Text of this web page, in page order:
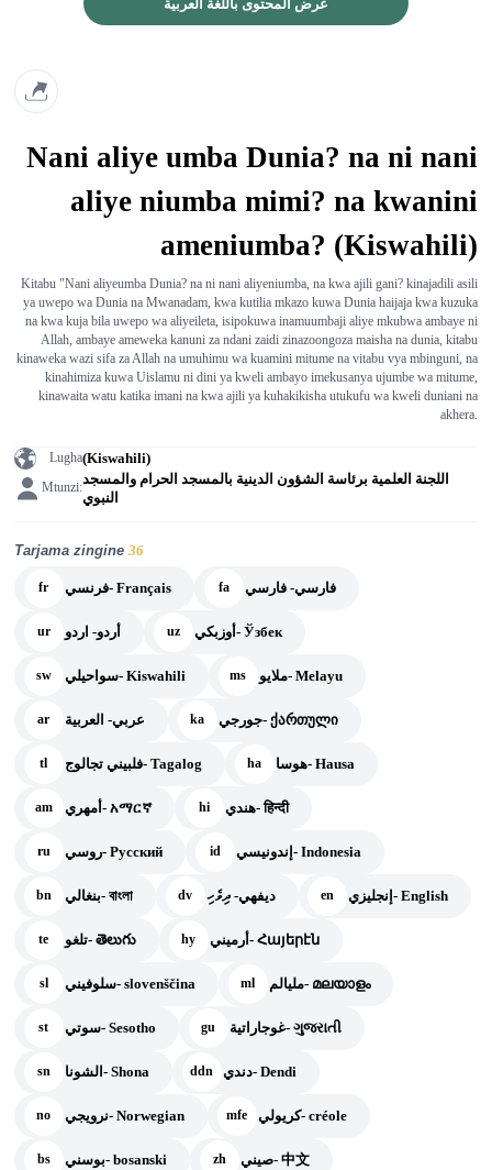
عرض المحتوى باللغة العربية
Nani aliye umba Dunia? na ni nani
aliye niumba mimi? na kwanini
ameniumba? (Kiswahili)
Kitabu "Nani aliyeumba Dunia? na ni nani aliyeniumba, na kwa ajili gani? kinajadili asili
ya uwepo wa Dunia na Mwanadam, kwa kutilia mkazo kuwa Dunia haijaja kwa kuzuka
na kwa kuja bila uwepo wa aliyeileta, isipokuwa inamuumbaji aliye mkubwa ambaye ni
Allah, ambaye ameweka kanuni za ndani zaidi zinazoongoza maisha na dunia, kitabu
kinaweka wazi sifa za Allah na umuhimu wa kuamini mitume na vitabu vya mbinguni, na
kinahimiza kuwa Uislamu ni dini ya kweli ambayo imekusanya ujumbe wa mitume,
kinawaita watu katika imani na kwa ajili ya kuhakikisha utukufu wa kweli duniani na
akhera.
Lugha(Kiswahili)
Mtunzi:
اللجنة العلمية برئاسة الشؤون الدينية بالمسجد الحرام والمسجد
النبوي
Tarjama zingine36
fr فرنسي- Français fa فارسي- فارسي
ur أردو- اردو uz أوزبكي- Ўзбек
sw سواحيلي- Kiswahili ms ملايو- Melayu
ar عربي- العربية ka جورجي- ქართული
tl فلبيني تجالوج- Tagalog ha هوسا- Hausa
am أمهري- አማርኛ hi هندي- हिन्दी
ru روسي- Русский id إندونيسي- Indonesia
bn بنغالي- বাংলা dv ديفهي- ދިވެހި en إنجليزي- English
te تلغو- తెలుగు hy أرميني- Հայերէն
sl سلوفيني- slovenščina ml مليالم- മലയാളം
st سوتي- Sesotho gu غوجاراتية- ગુજરાતી
sn الشونا- Shona ddn دندي- Dendi
no نرويجي- Norwegian mfe كريولي- créole
bs بوسني- bosanski zh صيني- 中文